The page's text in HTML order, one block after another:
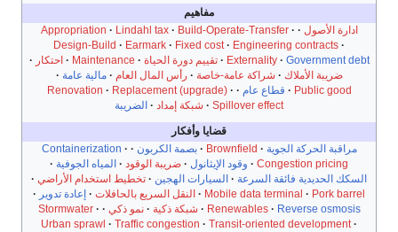
مفاهيم
ادارة الأصول
Appropriation Lindahl tax
Build-Operate-Transfer
Design-Build
Earmark Fixed cost
Engineering contracts
Externality
Government debt تقييم دورة الحياة Maintenance
احتكار
ضريبة الأملاك
شراكة عامة-خاصة رأس المال العام
مالية عامة
Public good
قطاع عام Renovation
Replacement (upgrade)
Spillover effect
شبكة إمداد الضريبة
قضايا وأفكار
مراقبة الحركة الجوية
Brownfield بصمة الكربون
Containerization
Congestion pricing
وقود الإيثانول ضريبة الوقود
المياه الجوفية
السكك الحديدية فائقة السرعة
السيارات الهجين
تخطيط استخدام الأراضي
Mobile data terminal
Pork barrel النقل السريع بالحافلات
إعادة تدوير
Renewables
Reverse osmosis شبكة ذكية نمو ذكي
Stormwater
Urban sprawl
Traffic congestion
Transit-oriented development